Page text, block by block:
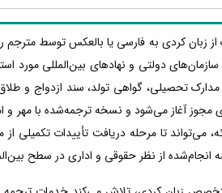
از زبان کردی به فارسی یا بالعکس توسط
سازمان‌های دولتی و نهادهای بین‌المللی
مدارک تحصیلی، گواهی تولد، سند ازدواج و
مجوز آغاز می‌شود و نسخه ترجمه‌شده با مهر و
تا مرحله دریافت تأییدات تکمیلی
انجام‌شده از نظر حقوقی و اداری در سطح